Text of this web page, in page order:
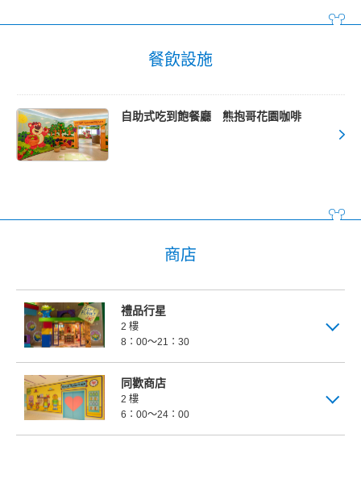
東京迪士尼海洋觀海景大飯店
餐飲設施
自助式吃到飽餐廳 熊抱哥花園咖啡
商店
禮品行星
2 樓
8：00～21：30
同歡商店
2 樓
6：00～24：00